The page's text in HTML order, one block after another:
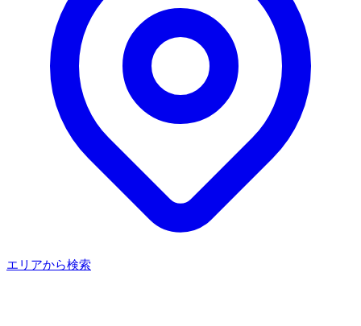
エリアから検索